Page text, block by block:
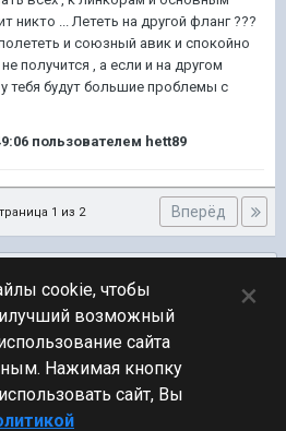
никто ... Лететь на другой фланг ???
и союзный авик и спокойно
получится , а если и на другом
тебя будут большие проблемы с
пользователем hett89
Вперёд
1 из 2
cookie, чтобы
возможный
сайта
Нажимая кнопку
сайт, Вы
×